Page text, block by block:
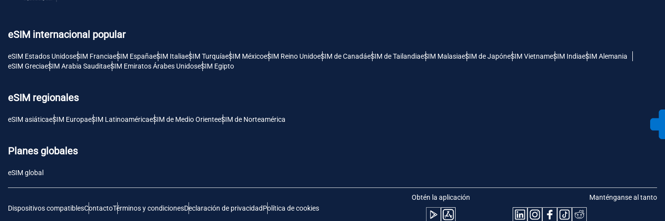
eSIM internacional popular
eSIM Estados UnidoseSIM FranciaeSIM EspañaeSIM ItaliaeSIM TurquíaeSIM MéxicoeSIM Reino UnidoeSIM de CanadáeSIM de TailandiaeSIM MalasiaeSIM de JapóneSIM VietnameSIM IndiaeSIM Alemania
eSIM GreciaeSIM Arabia SauditaeSIM Emiratos Árabes UnidoseSIM Egipto
eSIM regionales
eSIM asiáticaeSIM EuropaeSIM LatinoaméricaeSIM de Medio OrienteeSIM de Norteamérica
Planes globales
eSIM global
Dispositivos compatiblesContactoTérminos y condicionesDeclaración de privacidadPolítica de cookies
Obtén la aplicación Manténganse al tanto
Deutsch
Polski
THB - Baht Tailandés